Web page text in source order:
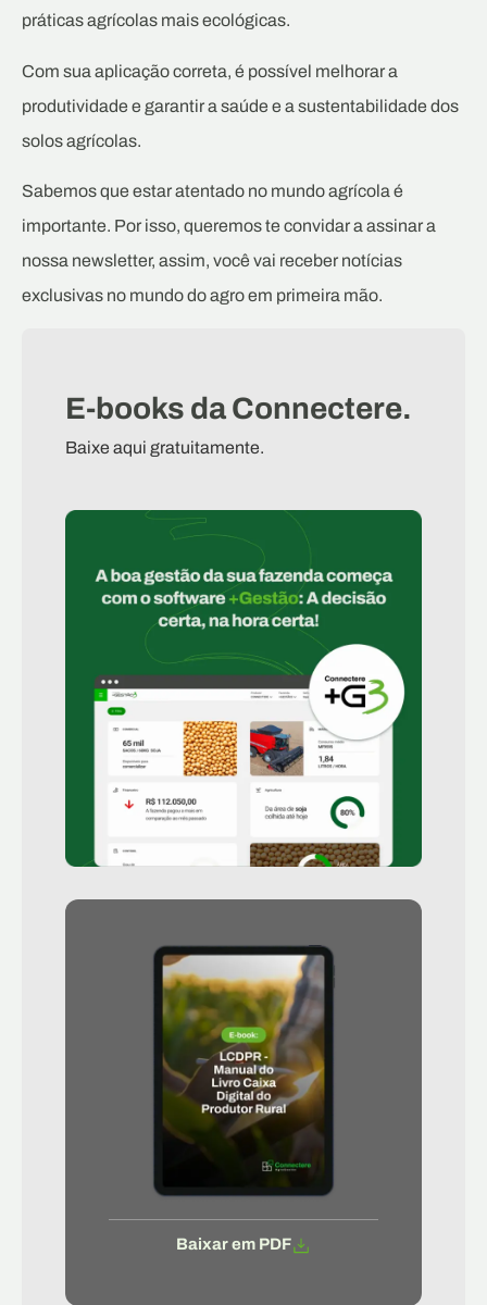
práticas agrícolas mais ecológicas.
Com sua aplicação correta, é possível melhorar a
produtividade e garantir a saúde e a sustentabilidade dos
solos agrícolas.
Sabemos que estar atentado no mundo agrícola é
importante. Por isso, queremos te convidar a assinar a
nossa newsletter, assim, você vai receber notícias
exclusivas no mundo do agro em primeira mão.
E-books da Connectere.
Baixe aqui gratuitamente.
Baixar em PDF